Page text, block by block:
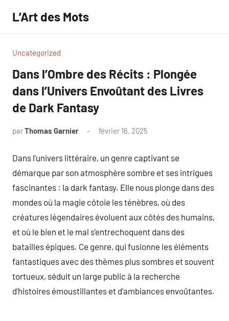
contenu
L’Art des Mots
Uncategorized
Dans l’Ombre des Récits : Plongée
dans l’Univers Envoûtant des Livres
de Dark Fantasy
parThomas Garnier février 16, 2025
Dans l’univers littéraire, un genre captivant se
démarque par son atmosphère sombre et ses intrigues
fascinantes : la dark fantasy. Elle nous plonge dans des
mondes où la magie côtoie les ténèbres, où des
créatures légendaires évoluent aux côtés des humains,
et où le bien et le mal s’entrechoquent dans des
batailles épiques. Ce genre, qui fusionne les éléments
fantastiques avec des thèmes plus sombres et souvent
tortueux, séduit un large public à la recherche
d’histoires émoustillantes et d’ambiances envoûtantes.